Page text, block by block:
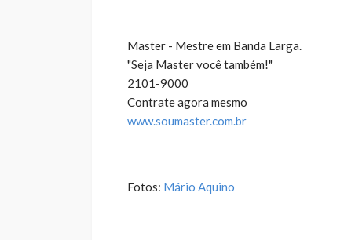
Master - Mestre em Banda Larga.
"Seja Master você também!"
2101-9000
Contrate agora mesmo
www.soumaster.com.br
Fotos: Mário Aquino